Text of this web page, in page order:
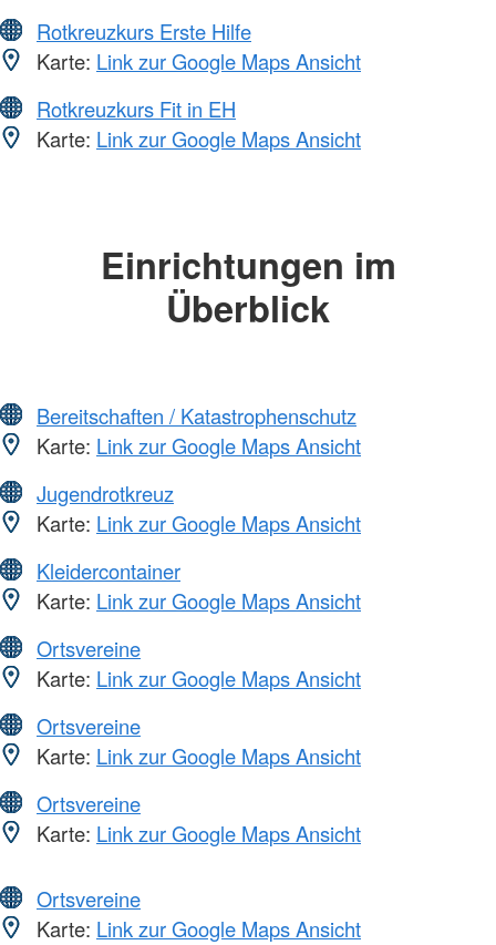
Rotkreuzkurs Erste Hilfe
Karte: Link zur Google Maps Ansicht
Rotkreuzkurs Fit in EH
Karte: Link zur Google Maps Ansicht
Einrichtungen im
Überblick
Bereitschaften / Katastrophenschutz
Karte: Link zur Google Maps Ansicht
Jugendrotkreuz
Karte: Link zur Google Maps Ansicht
Kleidercontainer
Karte: Link zur Google Maps Ansicht
Ortsvereine
Karte: Link zur Google Maps Ansicht
Ortsvereine
Karte: Link zur Google Maps Ansicht
Ortsvereine
Karte: Link zur Google Maps Ansicht
Ortsvereine
Karte: Link zur Google Maps Ansicht